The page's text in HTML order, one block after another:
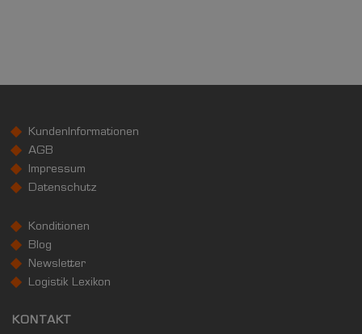
KundenInformationen
AGB
Impressum
Datenschutz
Konditionen
Blog
Newsletter
Logistik Lexikon
KONTAKT